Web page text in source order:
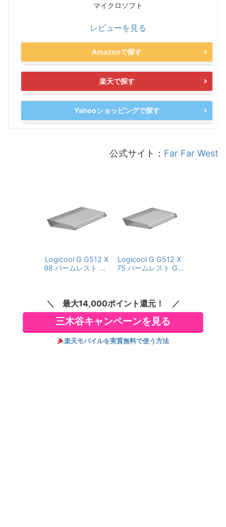
マイクロソフト
レビューを見る
Amazonで探す
楽天で探す
Yahooショッピングで探す
公式サイト： Far Far West
Logicool G G512 X
98 パームレスト G5
サイズ 国内正規品
Logicool G G512 X
75 パームレスト G5
キーレス ミニサイズ
国内正規品
最大14,000ポイント還元！
三木谷キャンペーンを見る
楽天モバイルを実質無料で使う方法